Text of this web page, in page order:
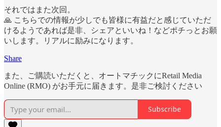
それではまた次回。
🙏 こちらでの情報が少しでも皆様に有益だと感じていただ
けるようであれば是非、シェアといいね！などポチっとお願
いします。リアルに励みになります。
Share
また、ご購読いただくと、オートマチックにRetail Media
Online (RMO) がお手元に届きます。是非ご検討ください
Subscribe